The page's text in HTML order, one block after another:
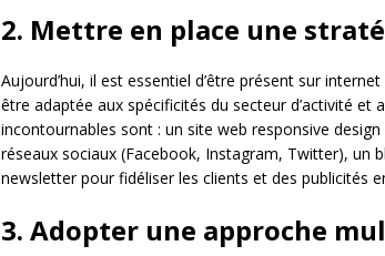
2. Mettre en place une
Aujourd’hui, il est essentiel d’être présent sur
être adaptée aux spécificités du secteur d’activité et
incontournables sont : un site web responsive
réseaux sociaux (Facebook, Instagram, Twitter), un
newsletter pour fidéliser les clients et des publicités
3. Adopter une approche